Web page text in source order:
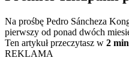
Na prośbę Pedro Sáncheza
pierwszy od ponad dwóch
Ten artykuł przeczytasz w 2
REKLAMA